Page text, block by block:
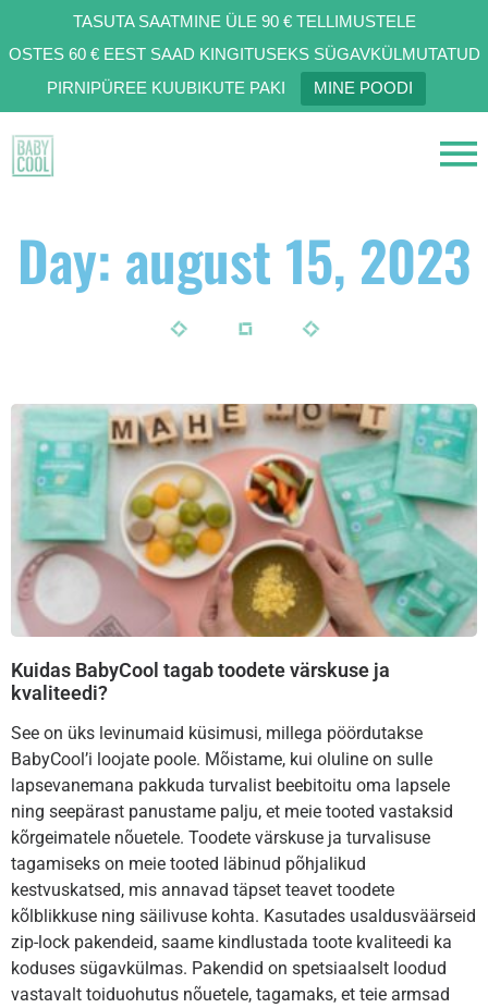
TASUTA SAATMINE ÜLE 90 € TELLIMUSTELE
OSTES 60 € EEST SAAD KINGITUSEKS SÜGAVKÜLMUTATUD
PIRNIPÜREE KUUBIKUTE PAKI
MINE POODI
Day: august 15, 2023
Kuidas BabyCool tagab toodete värskuse ja
kvaliteedi?
See on üks levinumaid küsimusi, millega pöördutakse
BabyCool’i loojate poole. Mõistame, kui oluline on sulle
lapsevanemana pakkuda turvalist beebitoitu oma lapsele
ning seepärast panustame palju, et meie tooted vastaksid
kõrgeimatele nõuetele. Toodete värskuse ja turvalisuse
tagamiseks on meie tooted läbinud põhjalikud
kestvuskatsed, mis annavad täpset teavet toodete
kõlblikkuse ning säilivuse kohta. Kasutades usaldusväärseid
zip-lock pakendeid, saame kindlustada toote kvaliteedi ka
koduses sügavkülmas. Pakendid on spetsiaalselt loodud
vastavalt toiduohutus nõuetele, tagamaks, et teie armsad